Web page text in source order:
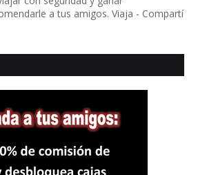
a tus amigos. Viaja - Compartí